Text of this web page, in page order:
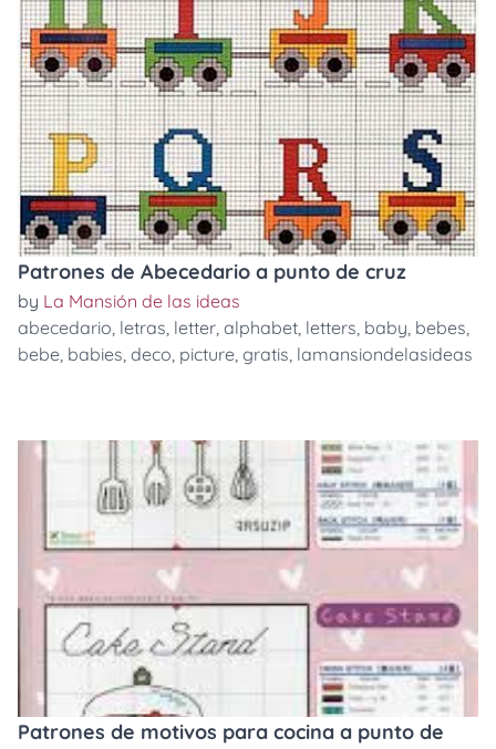
Patrones de Abecedario a punto de cruz
by La Mansión de las ideas
abecedario, letras, letter, alphabet, letters, baby, bebes,
bebe, babies, deco, picture, gratis, lamansiondelasideas
Patrones de motivos para cocina a punto de